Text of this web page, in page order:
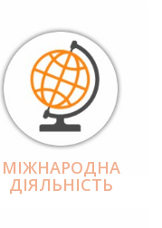
МІЖНАРОДНА
ДІЯЛЬНІCТЬ